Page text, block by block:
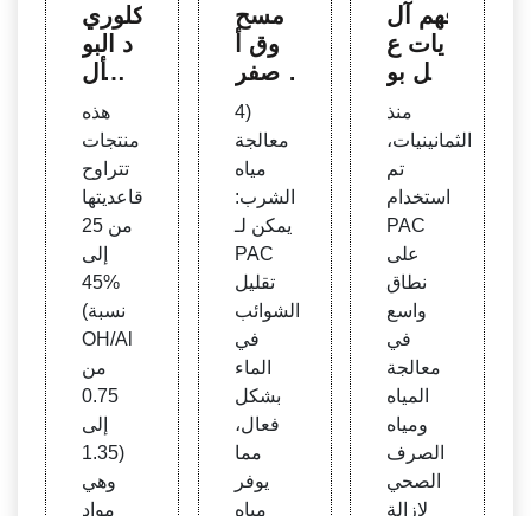
كلوري
د البو
لي أل
منيومهذه
منتجات
تتراوح
قاعديتها
من 25
إلى
45%
(نسبة
OH/Al
من
0.75
إلى
1.35)
وهي
مواد
مسح
وق أ
صفر
كلوري
د البو
لي ألو
منيوم
28%
بولي أ
لومنيو
م
4)
معالجة
مياه
الشرب:
يمكن لـ
PAC
تقليل
الشوائب
في
الماء
بشكل
فعال،
مما
يوفر
مياه
فهم آل
يات ع
مل بو
لي الأ
لومنيو
منذ
الثمانينيات،
تم
استخدام
PAC
على
نطاق
واسع
في
معالجة
المياه
ومياه
الصرف
الصحي
لإزالة